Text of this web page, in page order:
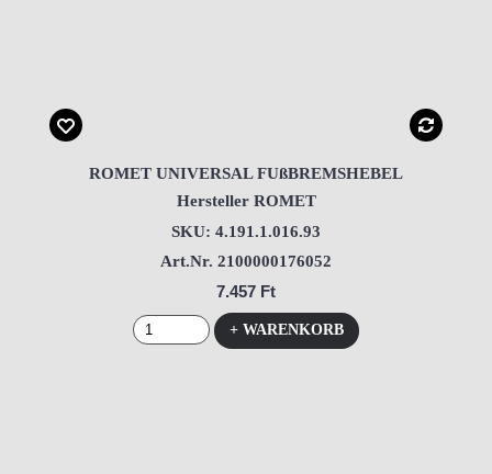
ROMET UNIVERSAL FUßBREMSHEBEL
Hersteller ROMET
SKU: 4.191.1.016.93
Art.Nr. 2100000176052
7.457 Ft
+ WARENKORB